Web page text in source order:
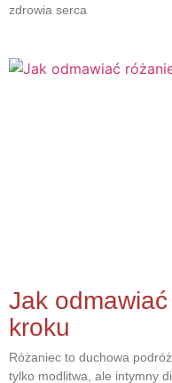
zdrowia serca
Jak
kroku
Różaniec to duchowa
tylko modlitwa, ale intymny